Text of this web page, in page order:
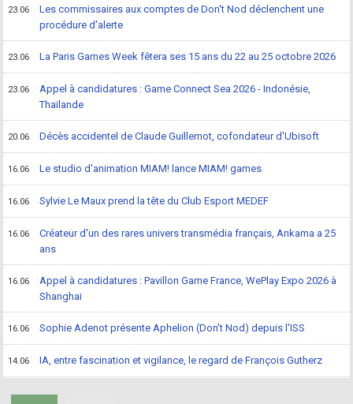
23.06
Les commissaires aux comptes de Don't Nod déclenchent une
procédure d'alerte
23.06 La Paris Games Week fêtera ses 15 ans du 22 au 25 octobre 2026
23.06
Appel à candidatures : Game Connect Sea 2026 - Indonésie,
Thaïlande
20.06 Décès accidentel de Claude Guillemot, cofondateur d'Ubisoft
16.06 Le studio d'animation MIAM! lance MIAM! games
16.06 Sylvie Le Maux prend la tête du Club Esport MEDEF
16.06
Créateur d'un des rares univers transmédia français, Ankama a 25
ans
16.06
Appel à candidatures : Pavillon Game France, WePlay Expo 2026 à
Shanghai
16.06 Sophie Adenot présente Aphelion (Don't Nod) depuis l'ISS
14.06 IA, entre fascination et vigilance, le regard de François Gutherz